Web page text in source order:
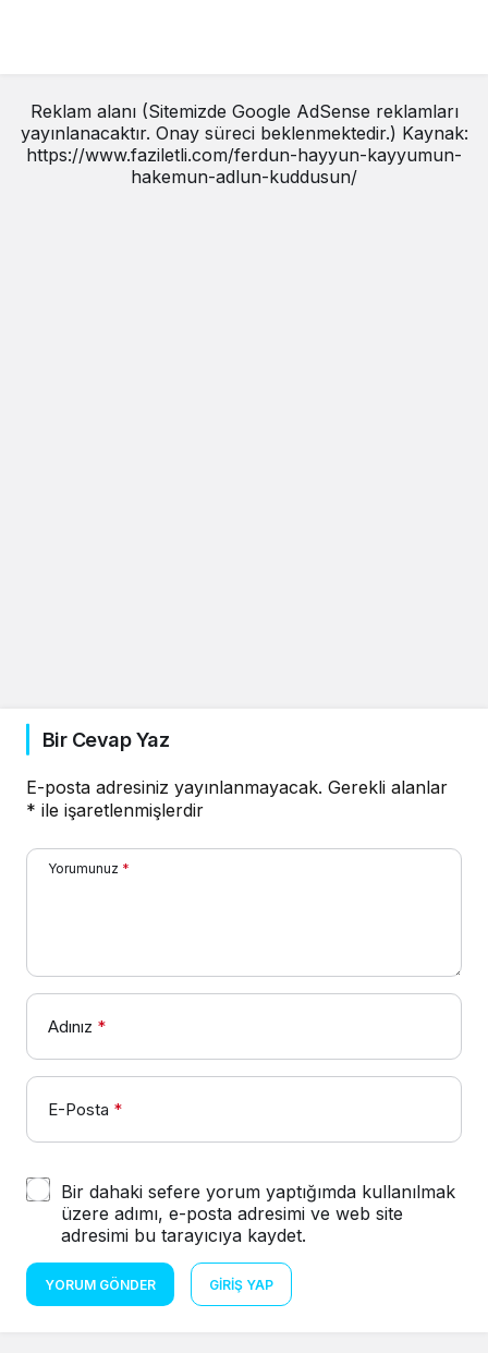
Reklam alanı (Sitemizde Google AdSense reklamları
yayınlanacaktır. Onay süreci beklenmektedir.) Kaynak:
https://www.faziletli.com/ferdun-hayyun-kayyumun-
hakemun-adlun-kuddusun/
Bir Cevap Yaz
E-posta adresiniz yayınlanmayacak. Gerekli alanlar
* ile işaretlenmişlerdir
Yorumunuz *
Adınız *
E-Posta *
Bir dahaki sefere yorum yaptığımda kullanılmak
üzere adımı, e-posta adresimi ve web site
adresimi bu tarayıcıya kaydet.
YORUM GÖNDER GIRIŞ YAP